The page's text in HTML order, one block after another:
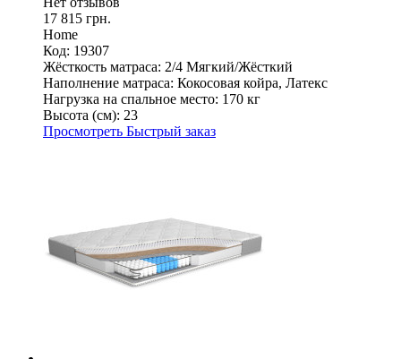
17 815 грн.
Home
Код: 19307
Жёсткость матраса: 2/4 Мягкий/Жёсткий
Наполнение матраса: Кокосовая койра, Латекс
Нагрузка на спальное место: 170 кг
Высота (см): 23
Просмотреть Быстрый заказ